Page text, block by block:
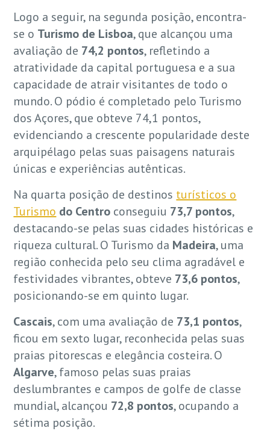
Logo a seguir, na segunda posição, encontra-
se o Turismo de Lisboa, que alcançou uma
avaliação de 74,2 pontos, refletindo a
atratividade da capital portuguesa e a sua
capacidade de atrair visitantes de todo o
mundo. O pódio é completado pelo Turismo
dos Açores, que obteve 74,1 pontos,
evidenciando a crescente popularidade deste
arquipélago pelas suas paisagens naturais
únicas e experiências autênticas.
Na quarta posição de destinos turísticos o
Turismo do Centro conseguiu 73,7 pontos,
destacando-se pelas suas cidades históricas e
riqueza cultural. O Turismo da Madeira, uma
região conhecida pelo seu clima agradável e
festividades vibrantes, obteve 73,6 pontos,
posicionando-se em quinto lugar.
Cascais, com uma avaliação de 73,1 pontos,
ficou em sexto lugar, reconhecida pelas suas
praias pitorescas e elegância costeira. O
Algarve, famoso pelas suas praias
deslumbrantes e campos de golfe de classe
mundial, alcançou 72,8 pontos, ocupando a
sétima posição.